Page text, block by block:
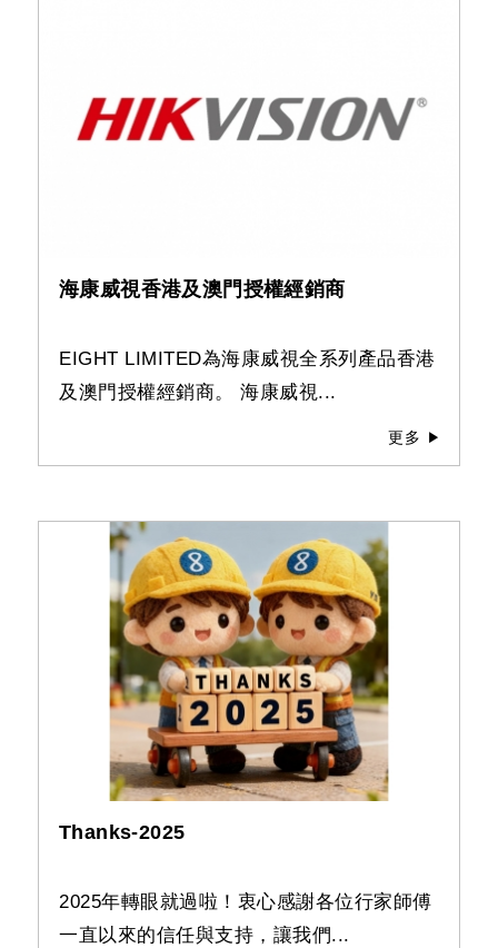
海康威視香港及澳門授權經銷商
EIGHT LIMITED為海康威視全系列產品香港
及澳門授權經銷商。 海康威視...
更多
Thanks-2025
2025年轉眼就過啦！衷心感謝各位行家師傅
一直以來的信任與支持，讓我們...